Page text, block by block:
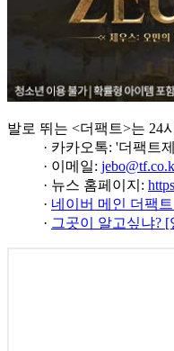
발로 뛰는 <더팩트>는 24
· 카카오톡: '더팩트
· 이메일:
· 뉴스 홈페이지:
· 네이버 메인 더팩
· 그곳이 알고싶냐?